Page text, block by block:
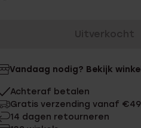
Uitverkocht
Vandaag nodig? Bekijk
Achteraf betalen
Gratis verzending vanaf €49
14 dagen retourneren